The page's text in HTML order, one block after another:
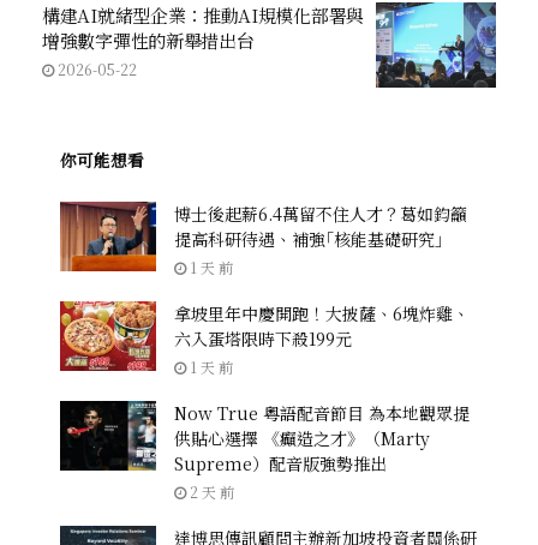
構建AI就緒型企業：推動AI規模化部署與
增強數字彈性的新舉措出台
2026-05-22
你可能想看
博士後起薪6.4萬留不住人才？葛如鈞籲
提高科研待遇、補強｢核能基礎研究｣
1 天 前
拿坡里年中慶開跑！大披薩、6塊炸雞、
六入蛋塔限時下殺199元
1 天 前
Now True 粵語配音節目 為本地觀眾提
供貼心選擇 《癲造之才》（Marty
Supreme）配音版強勢推出
2 天 前
達博思傳訊顧問主辦新加坡投資者關係研